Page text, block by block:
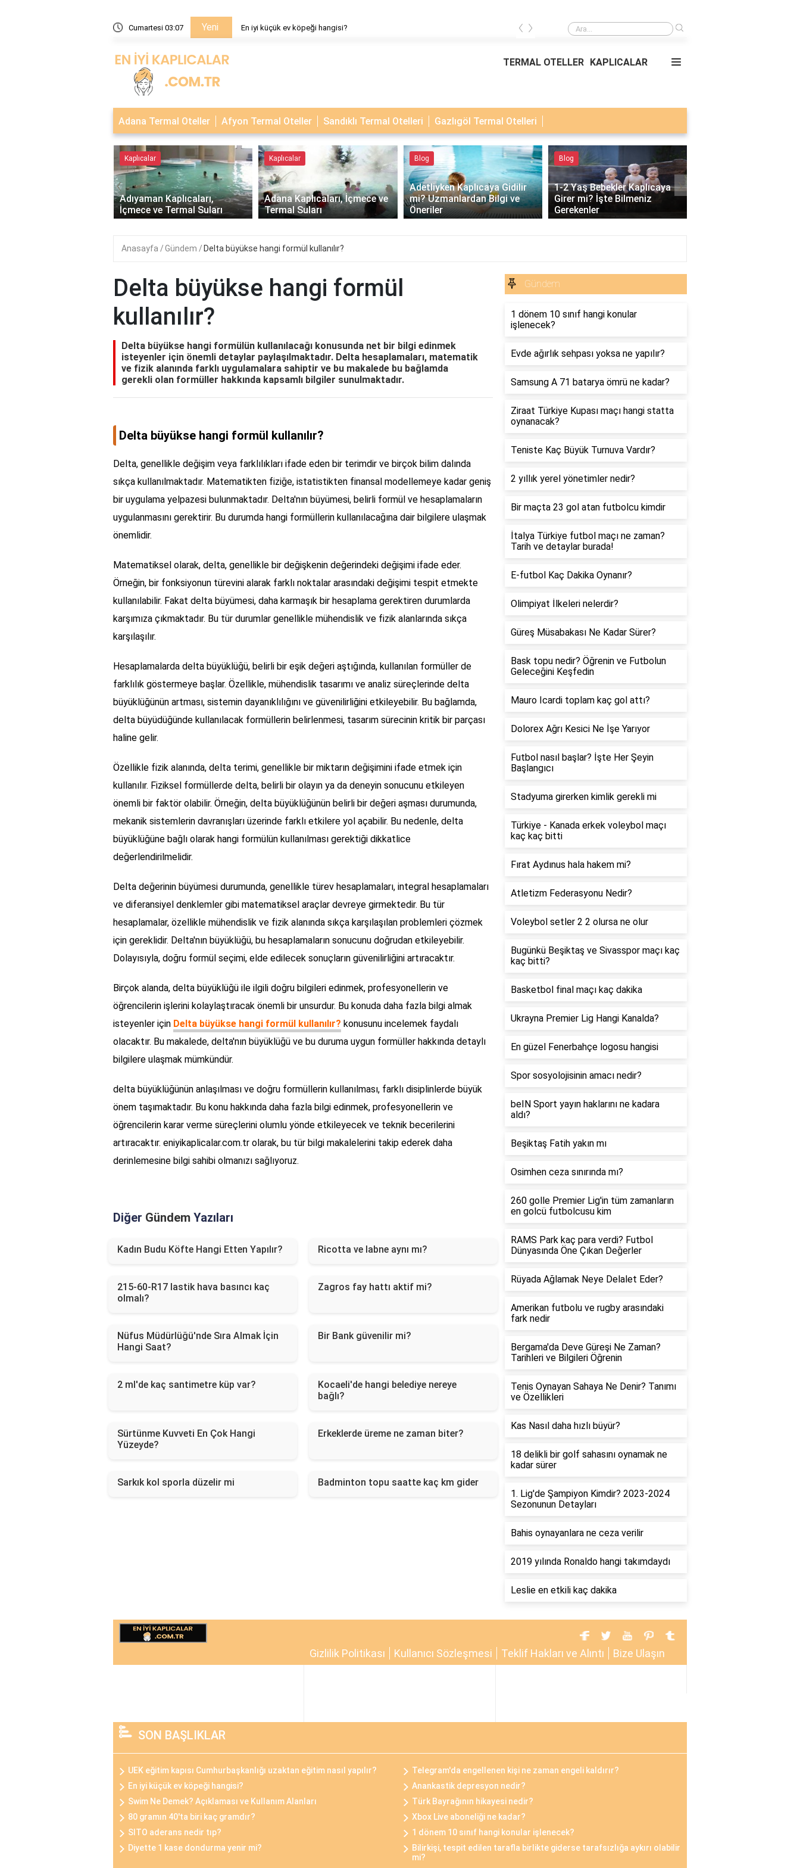
Cumartesi 03:07 Yeni En iyi küçük ev köpeği hangisi? En iyi küçük ev köpeği hangisi?
‹ ›
TERMAL OTELLER KAPLICALAR
Adana Termal Oteller Afyon Termal Oteller Sandıklı Termal Otelleri Gazlıgöl Termal Otelleri
Kaplıcalar
Adıyaman Kaplıcaları,
İçmece ve Termal Suları
Kaplıcalar
Adana Kaplıcaları, İçmece ve
Termal Suları
Blog
Adetliyken Kaplıcaya Gidilir
mi? Uzmanlardan Bilgi ve
Öneriler
Blog
1-2 Yaş Bebekler Kaplıcaya
Girer mi? İşte Bilmeniz
Gerekenler
‹ ›
Anasayfa Gündem Delta büyükse hangi formül kullanılır?
Delta büyükse hangi formül
kullanılır?
Delta büyükse hangi formülün kullanılacağı konusunda net bir bilgi edinmek
isteyenler için önemli detaylar paylaşılmaktadır. Delta hesaplamaları, matematik
ve fizik alanında farklı uygulamalara sahiptir ve bu makalede bu bağlamda
gerekli olan formüller hakkında kapsamlı bilgiler sunulmaktadır.
Delta büyükse hangi formül kullanılır?
Delta, genellikle değişim veya farklılıkları ifade eden bir terimdir ve birçok bilim dalında
sıkça kullanılmaktadır. Matematikten fiziğe, istatistikten finansal modellemeye kadar geniş
bir uygulama yelpazesi bulunmaktadır. Delta'nın büyümesi, belirli formül ve hesaplamaların
uygulanmasını gerektirir. Bu durumda hangi formüllerin kullanılacağına dair bilgilere ulaşmak
önemlidir.
Matematiksel olarak, delta, genellikle bir değişkenin değerindeki değişimi ifade eder.
Örneğin, bir fonksiyonun türevini alarak farklı noktalar arasındaki değişimi tespit etmekte
kullanılabilir. Fakat delta büyümesi, daha karmaşık bir hesaplama gerektiren durumlarda
karşımıza çıkmaktadır. Bu tür durumlar genellikle mühendislik ve fizik alanlarında sıkça
karşılaşılır.
Hesaplamalarda delta büyüklüğü, belirli bir eşik değeri aştığında, kullanılan formüller de
farklılık göstermeye başlar. Özellikle, mühendislik tasarımı ve analiz süreçlerinde delta
büyüklüğünün artması, sistemin dayanıklılığını ve güvenilirliğini etkileyebilir. Bu bağlamda,
delta büyüdüğünde kullanılacak formüllerin belirlenmesi, tasarım sürecinin kritik bir parçası
haline gelir.
Özellikle fizik alanında, delta terimi, genellikle bir miktarın değişimini ifade etmek için
kullanılır. Fiziksel formüllerde delta, belirli bir olayın ya da deneyin sonucunu etkileyen
önemli bir faktör olabilir. Örneğin, delta büyüklüğünün belirli bir değeri aşması durumunda,
mekanik sistemlerin davranışları üzerinde farklı etkilere yol açabilir. Bu nedenle, delta
büyüklüğüne bağlı olarak hangi formülün kullanılması gerektiği dikkatlice
değerlendirilmelidir.
Delta değerinin büyümesi durumunda, genellikle türev hesaplamaları, integral hesaplamaları
ve diferansiyel denklemler gibi matematiksel araçlar devreye girmektedir. Bu tür
hesaplamalar, özellikle mühendislik ve fizik alanında sıkça karşılaşılan problemleri çözmek
için gereklidir. Delta'nın büyüklüğü, bu hesaplamaların sonucunu doğrudan etkileyebilir.
Dolayısıyla, doğru formül seçimi, elde edilecek sonuçların güvenilirliğini artıracaktır.
Birçok alanda, delta büyüklüğü ile ilgili doğru bilgileri edinmek, profesyonellerin ve
öğrencilerin işlerini kolaylaştıracak önemli bir unsurdur. Bu konuda daha fazla bilgi almak
isteyenler için Delta büyükse hangi formül kullanılır? konusunu incelemek faydalı
olacaktır. Bu makalede, delta'nın büyüklüğü ve bu duruma uygun formüller hakkında detaylı
bilgilere ulaşmak mümkündür.
delta büyüklüğünün anlaşılması ve doğru formüllerin kullanılması, farklı disiplinlerde büyük
önem taşımaktadır. Bu konu hakkında daha fazla bilgi edinmek, profesyonellerin ve
öğrencilerin karar verme süreçlerini olumlu yönde etkileyecek ve teknik becerilerini
artıracaktır. eniyikaplicalar.com.tr olarak, bu tür bilgi makalelerini takip ederek daha
derinlemesine bilgi sahibi olmanızı sağlıyoruz.
Diğer Gündem Yazıları
Kadın Budu Köfte Hangi Etten Yapılır? Ricotta ve labne aynı mı?
215-60-R17 lastik hava basıncı kaç
olmalı?
Zagros fay hattı aktif mi?
Nüfus Müdürlüğü'nde Sıra Almak İçin
Hangi Saat?
Bir Bank güvenilir mi?
2 ml'de kaç santimetre küp var?
Kocaeli'de hangi belediye nereye
bağlı?
Sürtünme Kuvveti En Çok Hangi
Yüzeyde?
Erkeklerde üreme ne zaman biter?
Sarkık kol sporla düzelir mi Badminton topu saatte kaç km gider
Gündem
1 dönem 10 sınıf hangi konular
işlenecek?
Evde ağırlık sehpası yoksa ne yapılır?
Samsung A 71 batarya ömrü ne kadar?
Ziraat Türkiye Kupası maçı hangi statta
oynanacak?
Teniste Kaç Büyük Turnuva Vardır?
2 yıllık yerel yönetimler nedir?
Bir maçta 23 gol atan futbolcu kimdir
İtalya Türkiye futbol maçı ne zaman?
Tarih ve detaylar burada!
E-futbol Kaç Dakika Oynanır?
Olimpiyat İlkeleri nelerdir?
Güreş Müsabakası Ne Kadar Sürer?
Bask topu nedir? Öğrenin ve Futbolun
Geleceğini Keşfedin
Mauro Icardi toplam kaç gol attı?
Dolorex Ağrı Kesici Ne İşe Yarıyor
Futbol nasıl başlar? İşte Her Şeyin
Başlangıcı
Stadyuma girerken kimlik gerekli mi
Türkiye - Kanada erkek voleybol maçı
kaç kaç bitti
Fırat Aydınus hala hakem mi?
Atletizm Federasyonu Nedir?
Voleybol setler 2 2 olursa ne olur
Bugünkü Beşiktaş ve Sivasspor maçı kaç
kaç bitti?
Basketbol final maçı kaç dakika
Ukrayna Premier Lig Hangi Kanalda?
En güzel Fenerbahçe logosu hangisi
Spor sosyolojisinin amacı nedir?
beIN Sport yayın haklarını ne kadara
aldı?
Beşiktaş Fatih yakın mı
Osimhen ceza sınırında mı?
260 golle Premier Lig'in tüm zamanların
en golcü futbolcusu kim
RAMS Park kaç para verdi? Futbol
Dünyasında Öne Çıkan Değerler
Rüyada Ağlamak Neye Delalet Eder?
Amerikan futbolu ve rugby arasındaki
fark nedir
Bergama'da Deve Güreşi Ne Zaman?
Tarihleri ve Bilgileri Öğrenin
Tenis Oynayan Sahaya Ne Denir? Tanımı
ve Özellikleri
Kas Nasıl daha hızlı büyür?
18 delikli bir golf sahasını oynamak ne
kadar sürer
1. Lig'de Şampiyon Kimdir? 2023-2024
Sezonunun Detayları
Bahis oynayanlara ne ceza verilir
2019 yılında Ronaldo hangi takımdaydı
Leslie en etkili kaç dakika
Gizlilik Politikası Kullanıcı Sözleşmesi Teklif Hakları ve Alıntı Bize Ulaşın
SON BAŞLIKLAR
UEK eğitim kapısı Cumhurbaşkanlığı uzaktan eğitim nasıl yapılır?
Telegram'da engellenen kişi ne zaman engeli kaldırır?
En iyi küçük ev köpeği hangisi?
Anankastik depresyon nedir?
Swim Ne Demek? Açıklaması ve Kullanım Alanları
Türk Bayrağının hikayesi nedir?
80 gramın 40'ta biri kaç gramdır?
Xbox Live aboneliği ne kadar?
SITO aderans nedir tıp?
1 dönem 10 sınıf hangi konular işlenecek?
Diyette 1 kase dondurma yenir mi?
Bilirkişi, tespit edilen tarafla birlikte giderse tarafsızlığa aykırı olabilir
mi?